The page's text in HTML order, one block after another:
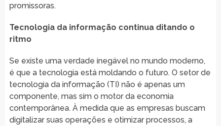
promissoras.
Tecnologia da informação continua ditando o
ritmo
Se existe uma verdade inegável no mundo moderno,
é que a tecnologia está moldando o futuro. O setor de
tecnologia da informação (TI) não é apenas um
componente, mas sim o motor da economia
contemporânea. À medida que as empresas buscam
digitalizar suas operações e otimizar processos, a